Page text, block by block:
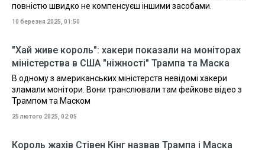
повністю швидко не компенсуєш іншими засобами.
10 березня 2025, 01:50
"Хай живе король": хакери показали на моніторах
міністерства в США "ніжності" Трампа та Маска
В одному з американських міністерств невідомі хакери
зламали монітори. Вони транслювали там фейкове відео з
Трампом та Маском
25 лютого 2025, 02:05
Король жахів Стівен Кінг назвав Трампа і Маска